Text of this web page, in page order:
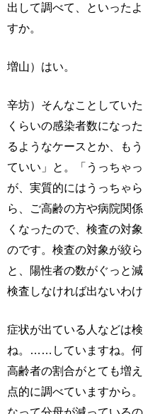
出して調べて、といった
すか。
増山）はい。
辛坊）そんなことしてい
くらいの感染者数になっ
るようなケースとか、も
ていい」と。「うっちゃ
が、実質的にはうっちゃ
ら、ご高齢の方や病院関
くなったので、検査の対
のです。検査の対象が絞
と、陽性者の数がぐっと
検査しなければ出ないわけ
症状が出ている人などは
ね。……していますね。何
高齢者の割合がとても増
点的に調べていますから